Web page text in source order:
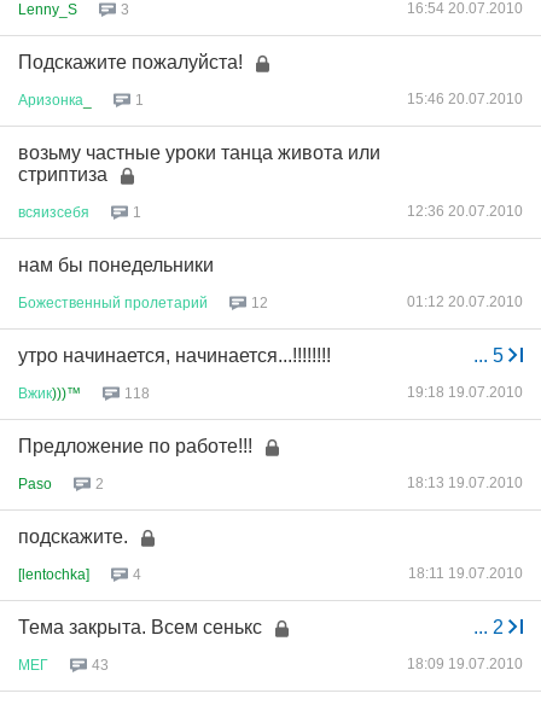
Lenny_S 3 16:54 20.07.2010
Подскажите пожалуйста!
Аризонка 1 15:46 20.07.2010
возьму частные уроки танца живота или
стриптиза
всяизсебя 1 12:36 20.07.2010
нам бы понедельники
Божественный пролетарий 12 01:12 20.07.2010
... 5
утро начинается, начинается...!!!!!!!!
Вжик)))™ 118 19:18 19.07.2010
Предложение по работе!!!
Paso 2 18:13 19.07.2010
подскажите.
[lentochka] 4 18:11 19.07.2010
... 2
Тема закрыта. Всем сенькс
МЕГ 43 18:09 19.07.2010